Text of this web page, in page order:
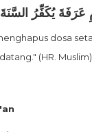
dosa
(HR. Muslim)